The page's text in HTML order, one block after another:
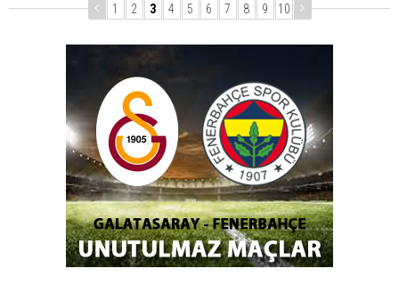
1 2 3 4 5 6 7 8 9 10